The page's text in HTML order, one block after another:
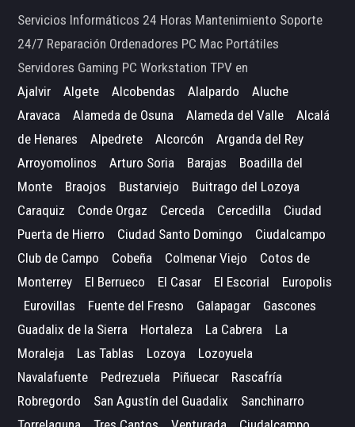
Servicios Informáticos 24 Horas Mantenimiento Soporte
24/7 Reparación Ordenadores PC Mac Portátiles
Servidores Gaming PC Workstation TPV en
Ajalvir
Algete Alcobendas Alalpardo
Aluche
Aravaca
Alameda de Osuna Alameda del Valle
Alcalá
de Henares
Alpedrete Alcorcón
Arganda del Rey
Arroyomolinos
Arturo Soria Barajas
Boadilla del
Monte
Braojos Bustarviejo
Buitrago del Lozoya
Caraquiz
Conde Orgaz Cerceda Cercedilla
Ciudad
Puerta de Hierro
Ciudad Santo Domingo
Ciudalcampo
Club de Campo
Cobeña Colmenar Viejo
Cotos de
Monterrey
El Berrueco El Casar El Escorial
Europolis
Eurovillas
Fuente del Fresno Galapagar
Gascones
Guadalix de la Sierra
Hortaleza La Cabrera
La
Moraleja
Las Tablas Lozoya
Lozoyuela
Navalafuente
Pedrezuela Piñuecar
Rascafría
Robregordo
San Agustín del Guadalix
Sanchinarro